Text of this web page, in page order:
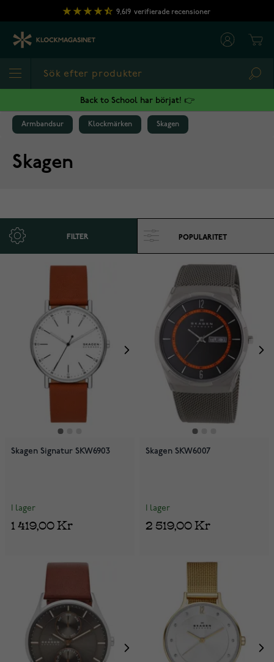
Hoppa till innehållet
9,619 verifierade recensioner
Back to School har börjat! 👉
Armbandsur Klockmärken Skagen
Skagen
FILTER
Skagen Signatur SKW6903
I lager
1 419,00 Kr
Skagen SKW6007
I lager
2 519,00 Kr